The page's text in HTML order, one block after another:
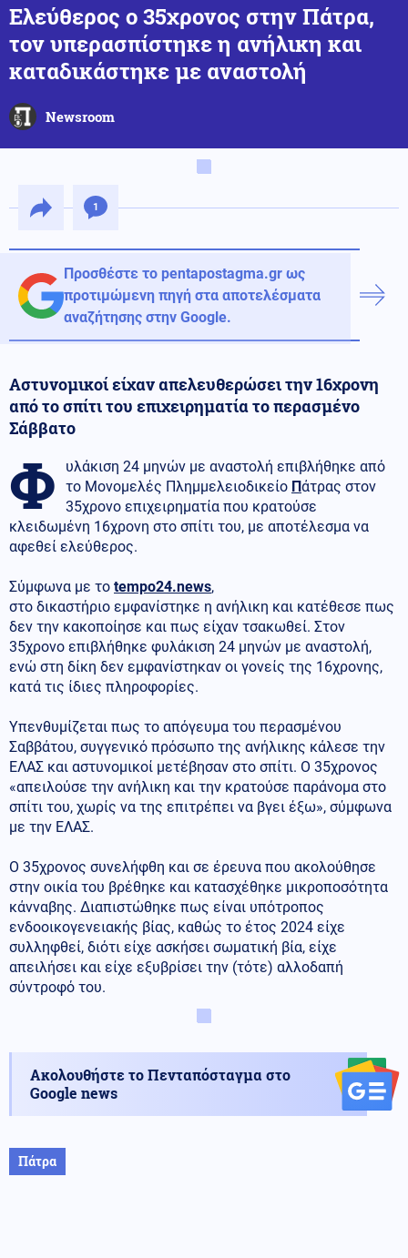
Ελεύθερος ο 35χρονος στην Πάτρα,
τον υπερασπίστηκε η ανήλικη και
καταδικάστηκε με αναστολή
Newsroom
1
Προσθέστε το pentapostagma.gr ως
προτιμώμενη πηγή στα αποτελέσματα
αναζήτησης στην Google.
Αστυνομικοί είχαν απελευθερώσει την 16χρονη
από το σπίτι του επιχειρηματία το περασμένο
Σάββατο
Φ
υλάκιση 24 μηνών με αναστολή επιβλήθηκε από
το Μονομελές Πλημμελειοδικείο Πάτρας στον
35χρονο επιχειρηματία που κρατούσε
κλειδωμένη 16χρονη στο σπίτι του, με αποτέλεσμα να
αφεθεί ελεύθερος.
Σύμφωνα με το tempo24.news,
στο δικαστήριο εμφανίστηκε η ανήλικη και κατέθεσε πως
δεν την κακοποίησε και πως είχαν τσακωθεί. Στον
35χρονο επιβλήθηκε φυλάκιση 24 μηνών με αναστολή,
ενώ στη δίκη δεν εμφανίστηκαν οι γονείς της 16χρονης,
κατά τις ίδιες πληροφορίες.
Υπενθυμίζεται πως το απόγευμα του περασμένου
Σαββάτου, συγγενικό πρόσωπο της ανήλικης κάλεσε την
ΕΛΑΣ και αστυνομικοί μετέβησαν στο σπίτι. Ο 35χρονος
«απειλούσε την ανήλικη και την κρατούσε παράνομα στο
σπίτι του, χωρίς να της επιτρέπει να βγει έξω», σύμφωνα
με την ΕΛΑΣ.
Ο 35χρονος συνελήφθη και σε έρευνα που ακολούθησε
στην οικία του βρέθηκε και κατασχέθηκε μικροποσότητα
κάνναβης. Διαπιστώθηκε πως είναι υπότροπος
ενδοοικογενειακής βίας, καθώς το έτος 2024 είχε
συλληφθεί, διότι είχε ασκήσει σωματική βία, είχε
απειλήσει και είχε εξυβρίσει την (τότε) αλλοδαπή
σύντροφό του.
Ακολουθήστε το Πενταπόσταγμα στο
Google news
Πάτρα